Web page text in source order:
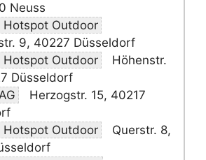
Neuss
Hotspot Outdoor
9, 40227 Düsseldorf
Hotspot Outdoor
Höhenstr.
Düsseldorf
Herzogstr. 15, 40217
Hotspot Outdoor
Querstr. 8,